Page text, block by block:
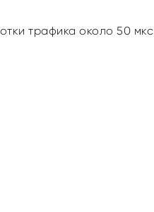
трафика около 50 мкс